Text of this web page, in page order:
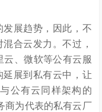
展趋势，因此，不
合云发力。不过，
云、微软等公有云服
展到私有云中，让
公有云同样架构的
商为代表的私有云厂